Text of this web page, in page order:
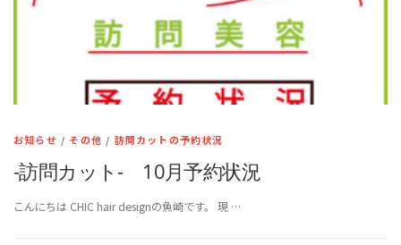
お知らせ / その他 / 訪問カットの予約状況
-訪問カット- 10月予約状況
こんにちは CHIC hair designの魚崎です。 現 …